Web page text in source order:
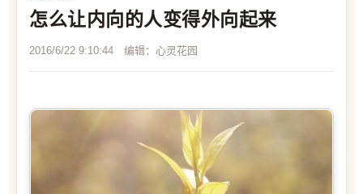
怎么让内向的人变得外向起来
2016/6/22 9:10:44 编辑：心灵花园